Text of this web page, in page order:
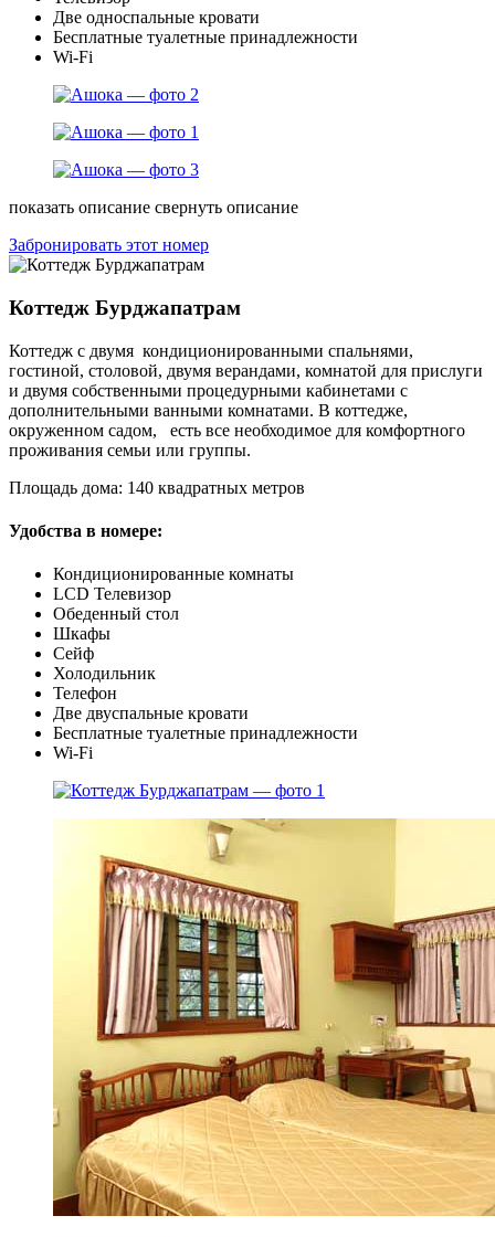
Две односпальные кровати
Бесплатные туалетные принадлежности
Wi-Fi
показать описание свернуть описание
Забронировать этот номер
Коттедж Бурджапатрам
Коттедж с двумя кондиционированными спальнями,
гостиной, столовой, двумя верандами, комнатой для прислуги
и двумя собственными процедурными кабинетами с
дополнительными ванными комнатами. В коттедже,
окруженном садом, есть все необходимое для комфортного
проживания семьи или группы.
Площадь дома: 140 квадратных метров
Удобства в номере:
Кондиционированные комнаты
LCD Телевизор
Обеденный стол
Шкафы
Сейф
Холодильник
Телефон
Две двуспальные кровати
Бесплатные туалетные принадлежности
Wi-Fi